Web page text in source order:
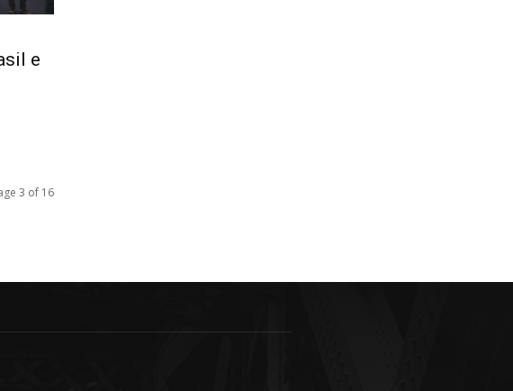
e
3 of 16